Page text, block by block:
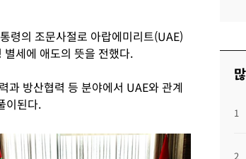
령의 조문사절로 아랍에미리트(UAE)
세에 애도의 뜻을 전했다.
과 방산협력 등 분야에서 UAE와 관계
이된다.
1
2